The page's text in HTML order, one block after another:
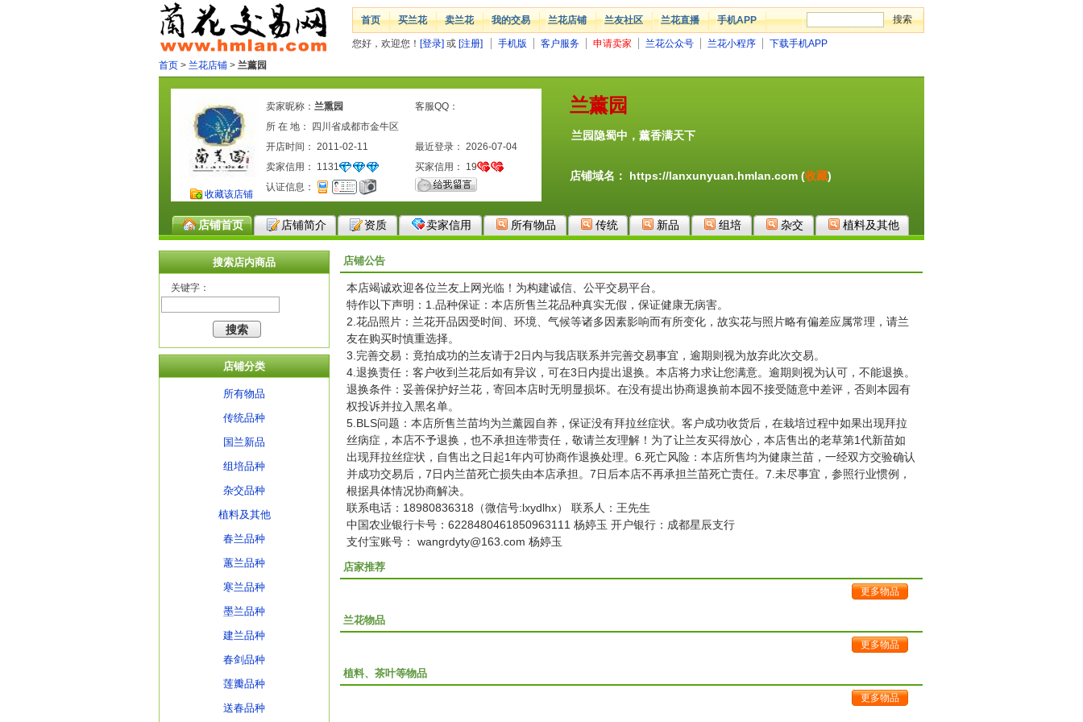
首页 买兰花 卖兰花 我的交易 兰花店铺 兰友社区 兰花直播 手机APP
您好，欢迎您！ [登录] 或 [注册] 手机版 客户服务 申请卖家 兰花公众号 兰花小程序
下载手机APP
首页 > 兰花店铺 > 兰薰园
兰薰园
兰园隐蜀中，薰香满天下
店铺域名： https://lanxunyuan.hmlan.com (收藏)
收藏该店铺
卖家昵称： 兰熏园
客服QQ：
所 在 地： 四川省成都市金牛区
开店时间： 2011-02-11
最近登录： 2026-07-04
卖家信用： 1131 买家信用： 19
认证信息：
店铺首页 店铺简介 资质 卖家信用 所有物品 传统 新品 组培 杂交 植料及其他
搜索店内商品
关键字：
店铺分类
所有物品
传统品种
国兰新品
组培品种
杂交品种
植料及其他
春兰品种
蕙兰品种
寒兰品种
墨兰品种
建兰品种
春剑品种
莲瓣品种
送春品种
店铺公告
本店竭诚欢迎各位兰友上网光临！为构建诚信、公平交易平台。
特作以下声明：1.品种保证：本店所售兰花品种真实无假，保证健康无病害。
2.花品照片：兰花开品因受时间、环境、气候等诸多因素影响而有所变化，故实花与照片略有偏差应属常理，请兰
友在购买时慎重选择。
3.完善交易：竟拍成功的兰友请于2日内与我店联系并完善交易事宜，逾期则视为放弃此次交易。
4.退换责任：客户收到兰花后如有异议，可在3日内提出退换。本店将力求让您满意。逾期则视为认可，不能退换。
退换条件：妥善保护好兰花，寄回本店时无明显损坏。在没有提出协商退换前本园不接受随意中差评，否则本园有
权投诉并拉入黑名单。
5.BLS问题：本店所售兰苗均为兰薰园自养，保证没有拜拉丝症状。客户成功收货后，在栽培过程中如果出现拜拉
丝病症，本店不予退换，也不承担连带责任，敬请兰友理解！为了让兰友买得放心，本店售出的老草第1代新苗如
出现拜拉丝症状，自售出之日起1年内可协商作退换处理。6.死亡风险：本店所售均为健康兰苗，一经双方交验确认
并成功交易后，7日内兰苗死亡损失由本店承担。7日后本店不再承担兰苗死亡责任。7.未尽事宜，参照行业惯例，
根据具体情况协商解决。
联系电话：18980836318（微信号:lxydlhx） 联系人：王先生
中国农业银行卡号：6228480461850963111 杨婷玉 开户银行：成都星辰支行
支付宝账号： wangrdyty@163.com 杨婷玉
店家推荐
更多物品
兰花物品
更多物品
植料、茶叶等物品
更多物品